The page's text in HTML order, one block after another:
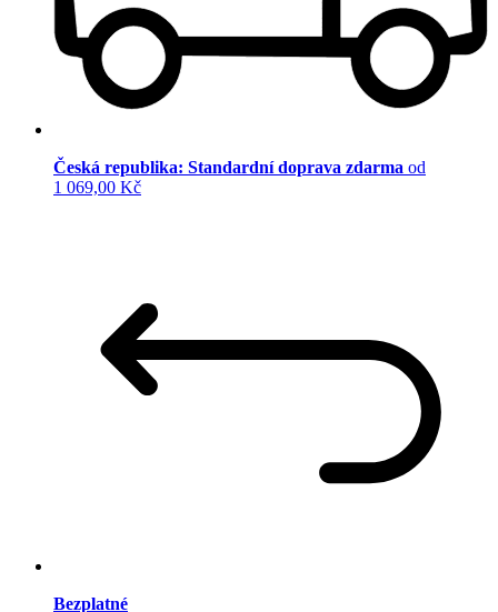
Česká republika: Standardní doprava zdarma od
1 069,00 Kč
Bezplatné